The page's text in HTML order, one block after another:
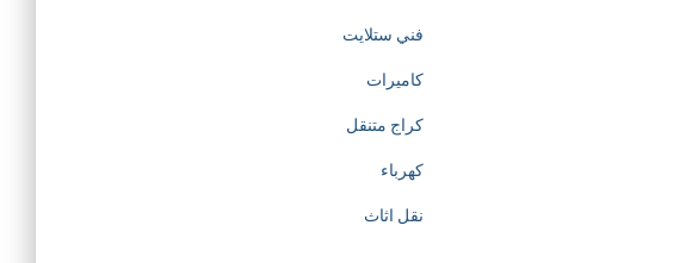
فني ستلايت
كاميرات
كراج متنقل
كهرباء
نقل اثاث